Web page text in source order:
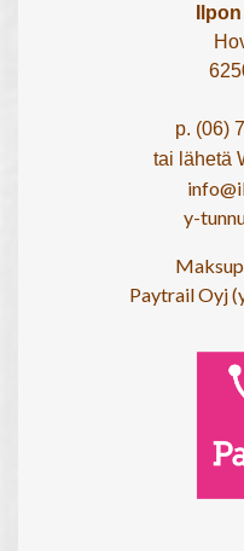
p. (06)
tai lähetä
y-
Paytrail Oyj